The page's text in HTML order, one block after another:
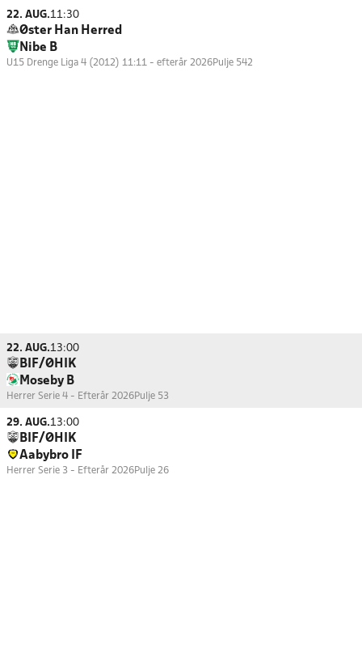
22. AUG.11:30
Øster Han Herred
Nibe B
U15 Drenge Liga 4 (2012) 11:11 - efterår 2026Pulje 542
22. AUG.13:00
BIF/ØHIK
Moseby B
Herrer Serie 4 - Efterår 2026Pulje 53
29. AUG.13:00
BIF/ØHIK
Aabybro IF
Herrer Serie 3 - Efterår 2026Pulje 26